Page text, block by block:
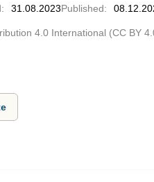
: 31.08.2023Published:
4.0 International (CC BY